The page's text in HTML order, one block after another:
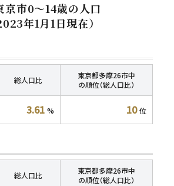
京市0～14歳の人口
年1月1日現在）
総人口比
東京都多摩26市中
の順位（総人口比）
3.61 % 10位
総人口比
東京都多摩26市中
の順位（総人口比）